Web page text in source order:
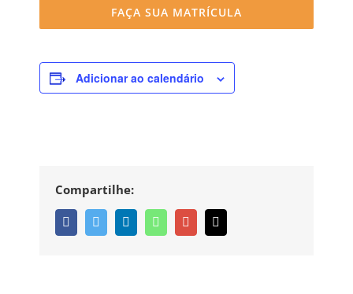
FAÇA SUA MATRÍCULA
Adicionar ao calendário
Compartilhe:
FacebookTwitter LinkedinWhatsappGoogle+